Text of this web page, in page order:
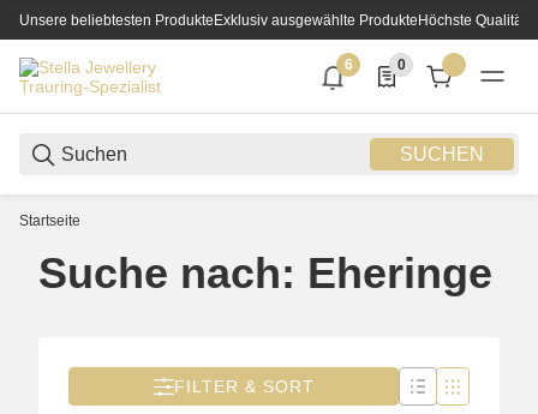
Unsere beliebtesten ProdukteExklusiv ausgewählte ProdukteHöchste Qualität
SUCHEN
6
6 neue Notifizierungen
0
0 Produkte in der
Startseite
Suche nach: Eheringe
FILTER & SORT